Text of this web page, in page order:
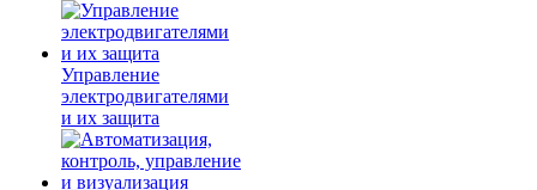
Управление
электродвигателями
и их защита